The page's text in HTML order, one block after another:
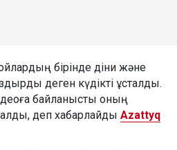
бірінде діни және
деген күдікті ұсталды.
байланысты оның
деп хабарлайды Azattyq